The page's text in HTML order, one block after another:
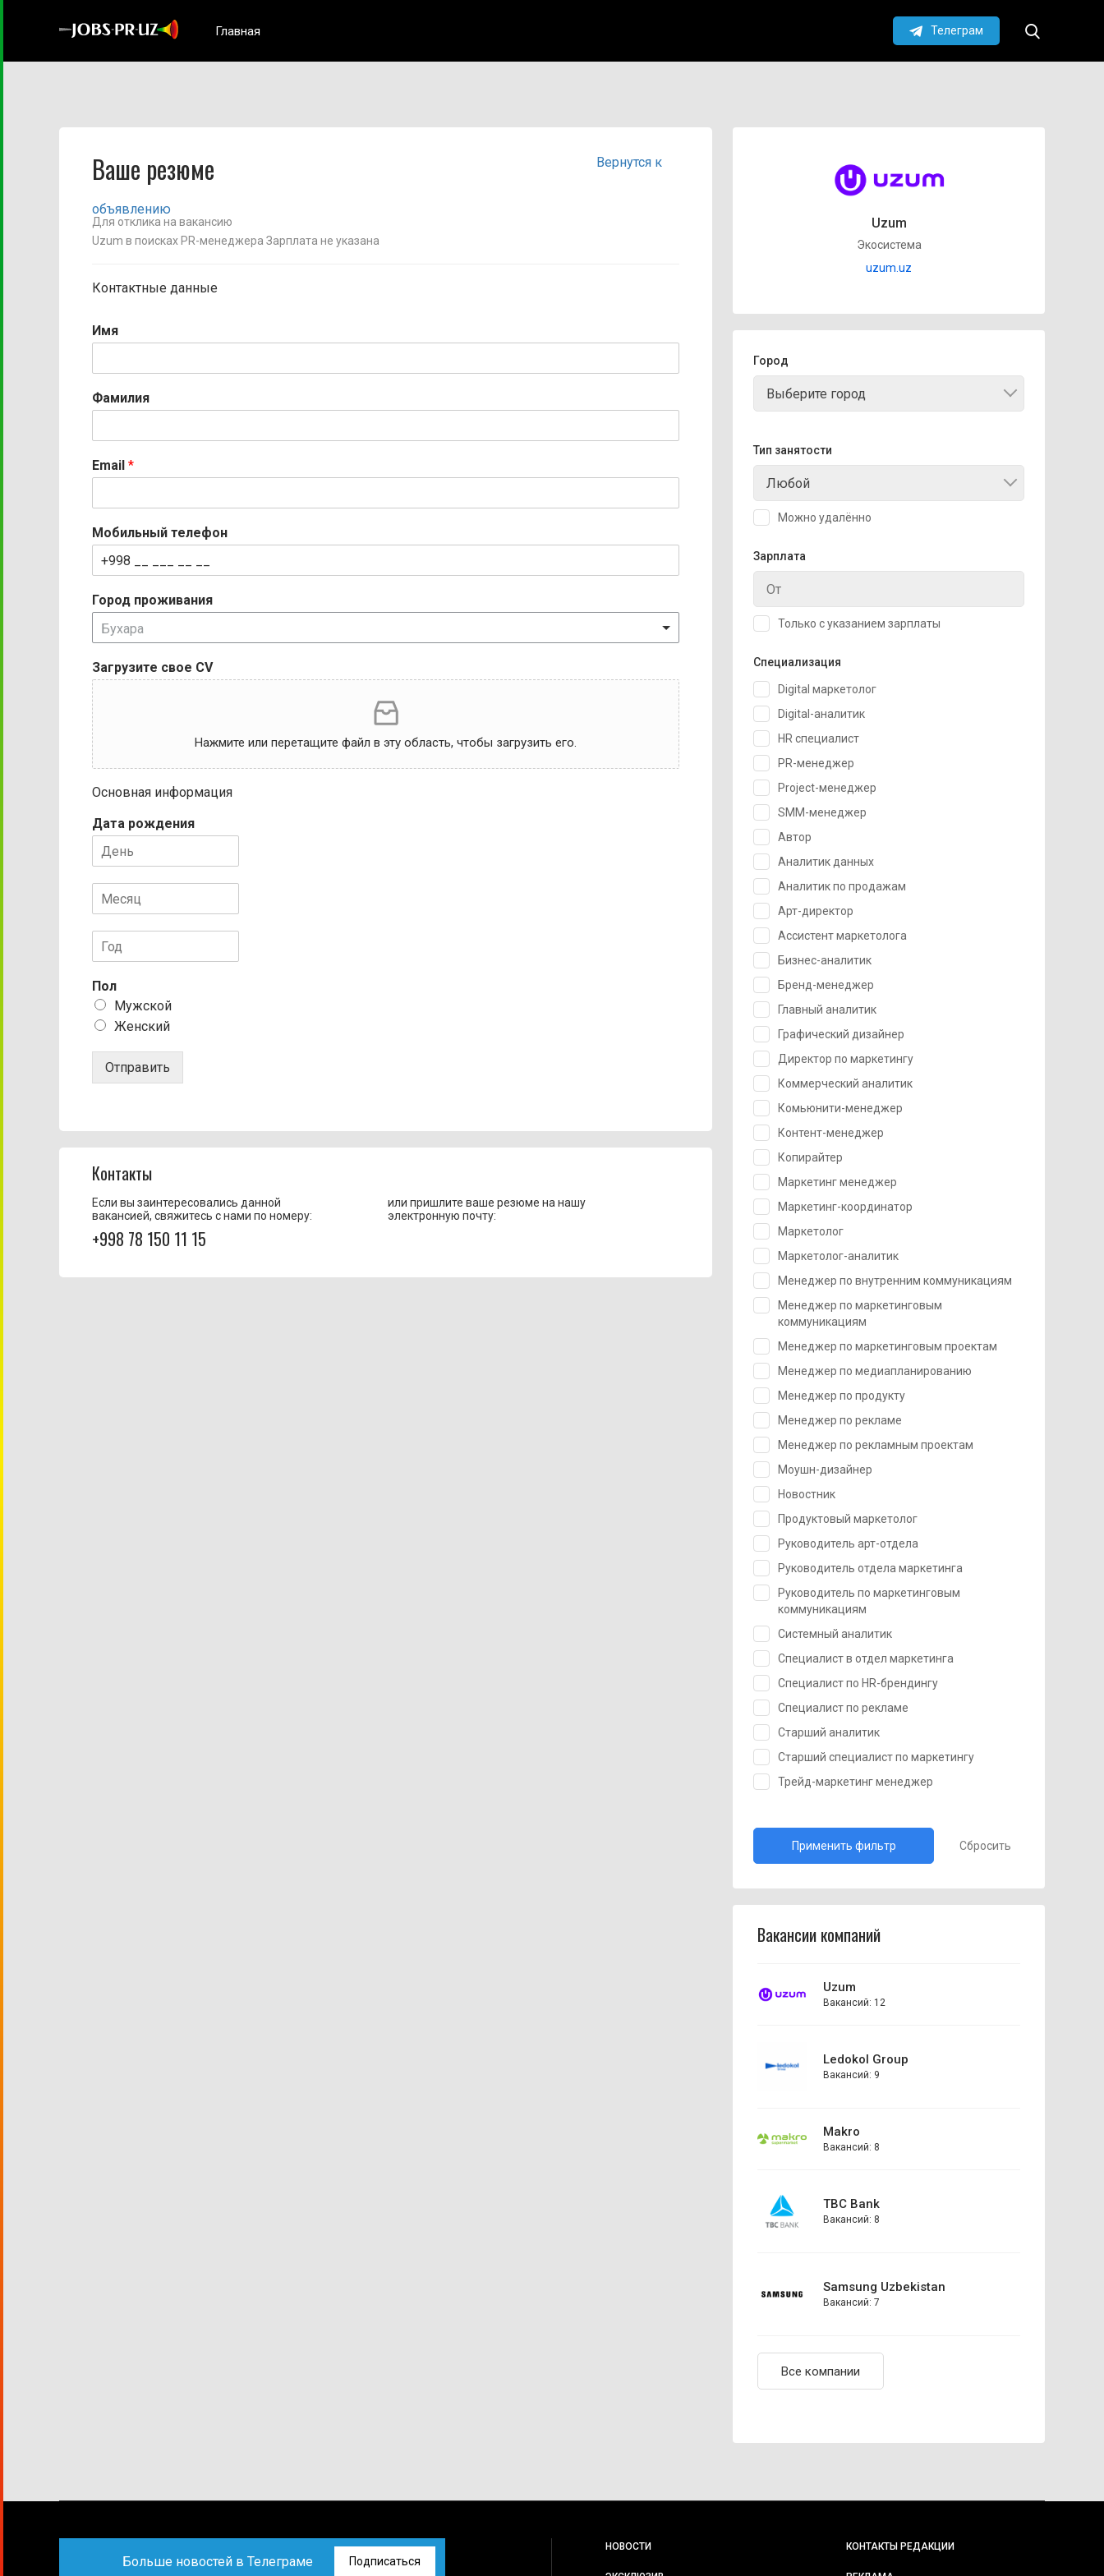
Главная Телеграм
Ваше резюме Вернутся к
объявлению
Для отклика на вакансию
Uzum в поисках PR-менеджера Зарплата не указана
Контактные данные
Имя
Фамилия
Email *
Мобильный телефон
Город проживания
Бухара
Загрузите свое CV
Нажмите или перетащите файл в эту область, чтобы загрузить его.
Основная информация
Дата рождения
Пол
Мужской
Женский
Отправить
Контакты
Если вы заинтересовались данной
вакансией, свяжитесь с нами по номеру:
+998 78 150 11 15
или пришлите ваше резюме на нашу
электронную почту:
Uzum
Экосистема
uzum.uz
Город
Выберите город
Тип занятости
Любой
Можно удалённо
Зарплата
Только с указанием зарплаты
Специализация
Digital маркетолог
Digital-аналитик
HR специалист
PR-менеджер
Project-менеджер
SMM-менеджер
Автор
Аналитик данных
Аналитик по продажам
Арт-директор
Ассистент маркетолога
Бизнес-аналитик
Бренд-менеджер
Главный аналитик
Графический дизайнер
Директор по маркетингу
Коммерческий аналитик
Комьюнити-менеджер
Контент-менеджер
Копирайтер
Маркетинг менеджер
Маркетинг-координатор
Маркетолог
Маркетолог-аналитик
Менеджер по внутренним коммуникациям
Менеджер по маркетинговым
коммуникациям
Менеджер по маркетинговым проектам
Менеджер по медиапланированию
Менеджер по продукту
Менеджер по рекламе
Менеджер по рекламным проектам
Моушн-дизайнер
Новостник
Продуктовый маркетолог
Руководитель арт-отдела
Руководитель отдела маркетинга
Руководитель по маркетинговым
коммуникациям
Системный аналитик
Специалист в отдел маркетинга
Специалист по HR-брендингу
Специалист по рекламе
Старший аналитик
Старший специалист по маркетингу
Трейд-маркетинг менеджер
Сбросить
Вакансии компаний
Uzum
Вакансий: 12
Ledokol Group
Вакансий: 9
Makro
Вакансий: 8
TBC Bank
Вакансий: 8
Samsung Uzbekistan
Вакансий: 7
Все компании
Больше новостей в Телеграме Подписаться
НОВОСТИ КОНТАКТЫ РЕДАКЦИИ